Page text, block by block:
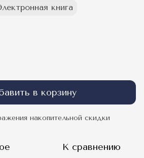
книга
в корзину
накопительной скидки
К сравнению